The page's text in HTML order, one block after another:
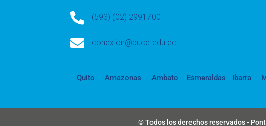
 (593) (02) 2991700
 conexion@puce.edu.ec
Quito Amazonas Ambato Esmeraldas Ibarra
© Todos los derechos reservados -